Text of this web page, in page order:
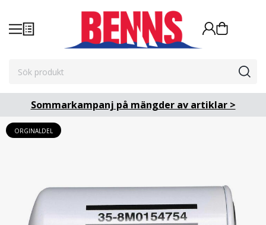
Sommarkampanj på mängder av artiklar >
ORGINALDEL